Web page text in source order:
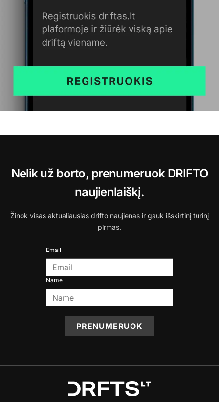
Nelik už borto, prenumeruok DRIFTO
naujienlaiškį.
Žinok visas aktualiausias drifto naujienas ir gauk išskirtinį turinį
pirmas.
Email
Name
PRENUMERUOK